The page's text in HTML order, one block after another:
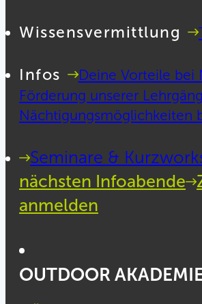
Wissensvermittlung
Infos
Deine Vorteile bei
Förderung unserer
Nächtigungsmöglichkeiten
Seminare &
nächsten Infoabende
anmelden
OUTDOOR